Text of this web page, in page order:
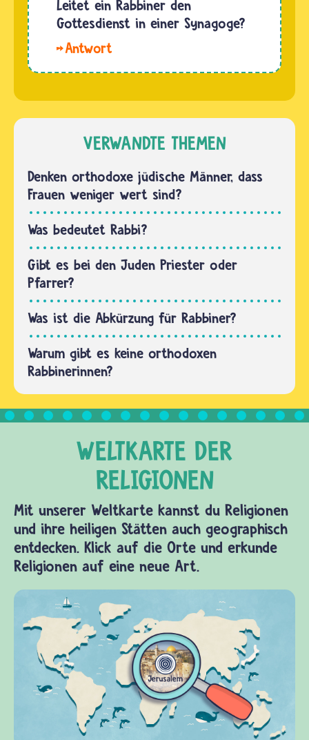
vorgeschrieben.
Wie ein
Pfarrer
Jüdin
werden
möchte,
Rabbinerausbildung
…
Leitet ein Rabbiner den
Gottesdienst in einer Synagoge?
leitet in
besonderen
Fällen
auch
einmal
einen
Gottesdienst.
Er ist
aber vor
allem
der…
VERWANDTE THEMEN
Denken orthodoxe jüdische Männer, dass
Frauen weniger wert sind?
Was bedeutet Rabbi?
Gibt es bei den Juden Priester oder
Pfarrer?
Was ist die Abkürzung für Rabbiner?
Warum gibt es keine orthodoxen
Rabbinerinnen?
Mit unserer Weltkarte kannst du Religionen
und ihre heiligen Stätten auch geographisch
entdecken. Klick auf die Orte und erkunde
Religionen auf eine neue Art.